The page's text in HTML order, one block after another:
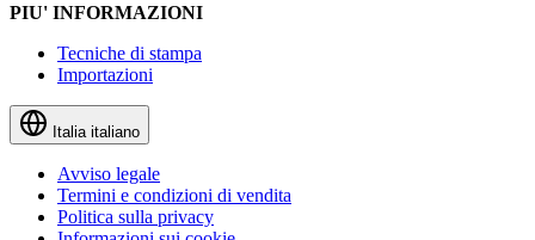
PIU' INFORMAZIONI
Tecniche di stampa
Importazioni
Italia italiano
Avviso legale
Termini e condizioni di vendita
Politica sulla privacy